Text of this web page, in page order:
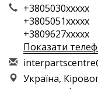
+3805030xxxxx
+3805051xxxxx
+3809627xxxxx
Показати
interpartscentre
Україна,